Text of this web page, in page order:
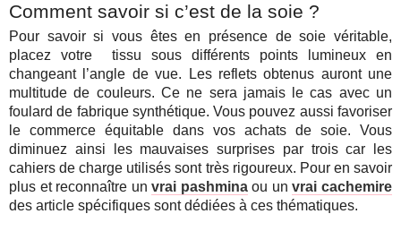
Comment savoir si c’est de la soie ?
Pour savoir si vous êtes en présence de soie véritable,
placez votre tissu sous différents points lumineux en
changeant l’angle de vue. Les reflets obtenus auront une
multitude de couleurs. Ce ne sera jamais le cas avec un
foulard de fabrique synthétique. Vous pouvez aussi favoriser
le commerce équitable dans vos achats de soie. Vous
diminuez ainsi les mauvaises surprises par trois car les
cahiers de charge utilisés sont très rigoureux. Pour en savoir
plus et reconnaître unvrai pashminaou unvrai cachemire
des article spécifiques sont dédiées à ces thématiques.